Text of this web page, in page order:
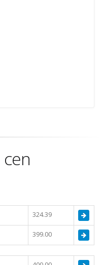
cen
324.39
399.00